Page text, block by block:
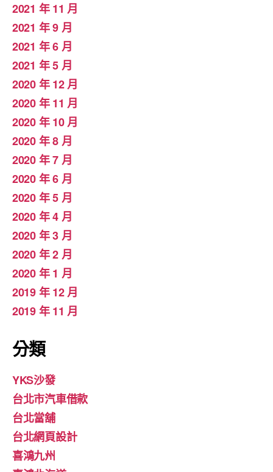
2021 年 11 月
2021 年 9 月
2021 年 6 月
2021 年 5 月
2020 年 12 月
2020 年 11 月
2020 年 10 月
2020 年 8 月
2020 年 7 月
2020 年 6 月
2020 年 5 月
2020 年 4 月
2020 年 3 月
2020 年 2 月
2020 年 1 月
2019 年 12 月
2019 年 11 月
分類
YKS沙發
台北市汽車借款
台北當舖
台北網頁設計
喜鴻九州